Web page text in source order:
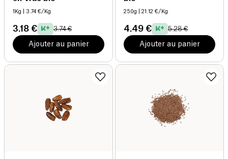
1Kg | 3.74 €/Kg
3.18 € 3.74 €
Ajouter au panier
250g | 21.12 €/Kg
4.49 € 5.28 €
Ajouter au panier